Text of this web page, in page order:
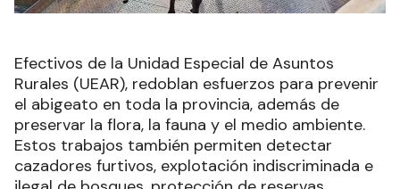
Efectivos de la Unidad Especial de Asuntos
Rurales (UEAR), redoblan esfuerzos para prevenir
el abigeato en toda la provincia, además de
preservar la flora, la fauna y el medio ambiente.
Estos trabajos también permiten detectar
cazadores furtivos, explotación indiscriminada e